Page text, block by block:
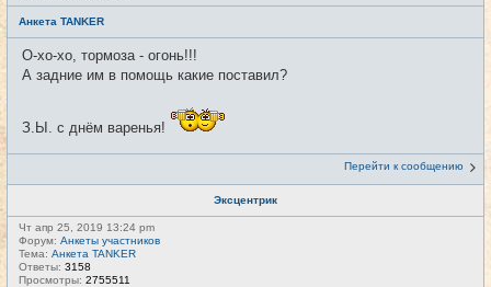
Анкета TANKER
О-хо-хо, тормоза - огонь!!!
А задние им в помощь какие поставил?
З.Ы. с днём варенья!
Перейти к сообщению
Эксцентрик
Чт апр 25, 2019 13:24 pm
Форум: Анкеты участников
Тема: Анкета TANKER
Ответы: 3158
Просмотры: 2755511